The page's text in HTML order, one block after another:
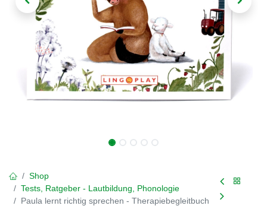
Shop
Tests, Ratgeber - Lautbildung, Phonologie
Paula lernt richtig sprechen - Therapiebegleitbuch